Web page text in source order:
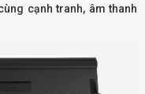
cạnh tranh, âm thanh